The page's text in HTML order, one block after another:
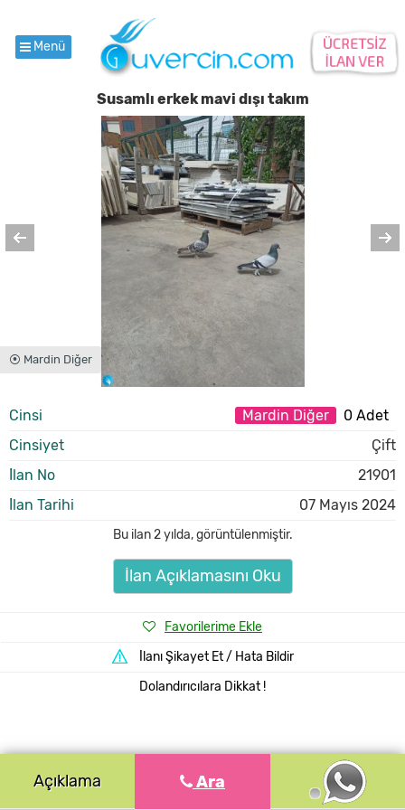
Menü
Susamlı erkek mavi dışı takım
⦿ Mardin Diğer
Cinsi Mardin Diğer
0 Adet
Cinsiyet
Çift
İlan No
21901
İlan Tarihi
07 Mayıs 2024
Bu ilan2 yılda,görüntülenmiştir.
İlan Açıklamasını Oku
Favorilerime Ekle
İlanı Şikayet Et / Hata Bildir
Dolandırıcılara Dikkat !
Açıklama Ara